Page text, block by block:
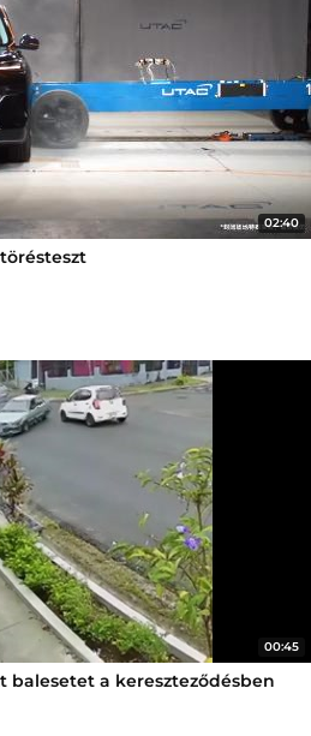
02:40
törésteszt
00:45
balesetet a kereszteződésben